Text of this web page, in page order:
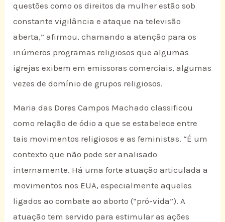
questões como os direitos da mulher estão sob
constante vigilância e ataque na televisão
aberta,” afirmou, chamando a atenção para os
inúmeros programas religiosos que algumas
igrejas exibem em emissoras comerciais, algumas
vezes de domínio de grupos religiosos.
Maria das Dores Campos Machado classificou
como relação de ódio a que se estabelece entre
tais movimentos religiosos e as feministas. “É um
contexto que não pode ser analisado
internamente. Há uma forte atuação articulada a
movimentos nos EUA, especialmente aqueles
ligados ao combate ao aborto (“pró-vida”). A
atuação tem servido para estimular as ações